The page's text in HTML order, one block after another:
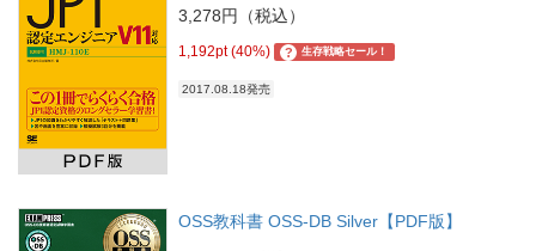
3,278円（税込）
1,192pt (40%) ? 生存戦略セール！
2017.08.18発売
OSS教科書 OSS-DB Silver【PDF版】